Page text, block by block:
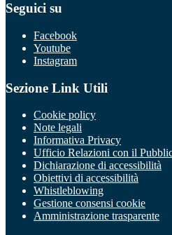
Seguici su
Facebook
Youtube
Instagram
Sezione Link Utili
Cookie policy
Note legali
Informativa Privacy
Ufficio Relazioni con il
Dichiarazione di accessibilità
Obiettivi di accessibilità
Whistleblowing
Gestione consensi cookie
Amministrazione trasparente